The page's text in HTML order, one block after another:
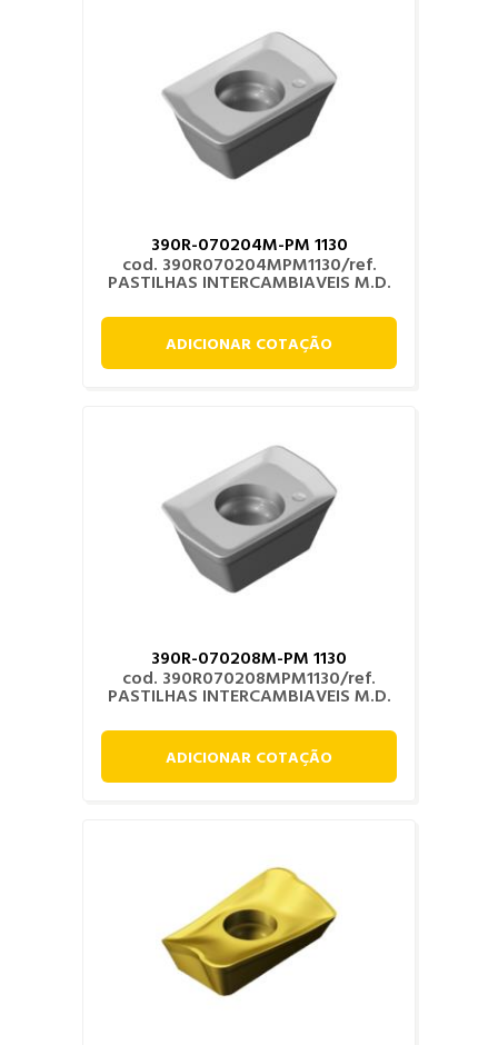
390R-070204M-PM 1130
cod. 390R070204MPM1130/ref.
PASTILHAS INTERCAMBIAVEIS M.D.
ADICIONAR COTAÇÃO
390R-070208M-PM 1130
cod. 390R070208MPM1130/ref.
PASTILHAS INTERCAMBIAVEIS M.D.
ADICIONAR COTAÇÃO